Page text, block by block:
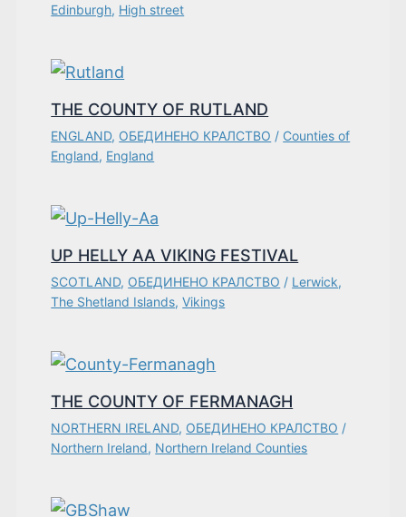
Edinburgh, High street
THE COUNTY OF RUTLAND
ENGLAND, ОБЕДИНЕНО КРАЛСТВО / Counties of
England, England
UP HELLY AA VIKING FESTIVAL
SCOTLAND, ОБЕДИНЕНО КРАЛСТВО / Lerwick,
The Shetland Islands,Vikings
THE COUNTY OF FERMANAGH
NORTHERN IRELAND, ОБЕДИНЕНО КРАЛСТВО /
Northern Ireland, Northern Ireland Counties